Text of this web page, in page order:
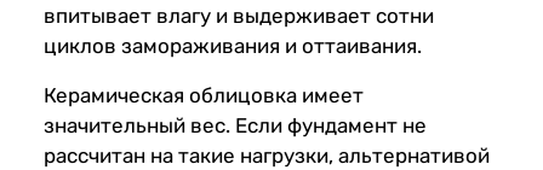
впитывает влагу и выдерживает сотни
циклов замораживания и оттаивания.
Керамическая облицовка имеет
значительный вес. Если фундамент не
рассчитан на такие нагрузки, альтернативой